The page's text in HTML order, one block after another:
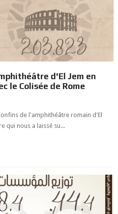
d'El Jem en
le Colisée de Rome
de l'amphithéâtre romain d'El
qui nous a laissé su...